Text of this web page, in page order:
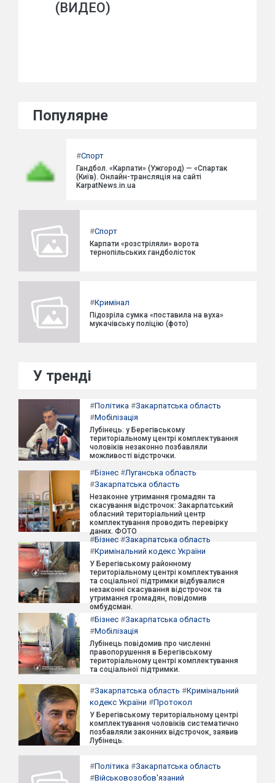
(ВИДЕО)
Популярне
#Спорт
Гандбол. «Карпати» (Ужгород) — «Спартак
(Київ). Онлайн-трансляція на сайті
KarpatNews.in.ua
#Спорт
Карпати «розстріляли» ворота
тернопільських гандболісток
#Кримінал
Підозріла сумка «поставила на вуха»
мукачівську поліцію (фото)
У тренді
#Політика #Закарпатська область
#Мобілізація
Лубінець: у Берегівському
територіальному центрі комплектування
чоловіків незаконно позбавляли
можливості відстрочки.
#Бізнес #Луганська область
#Закарпатська область
Незаконне утримання громадян та
скасування відстрочок: Закарпатський
обласний територіальний центр
комплектування проводить перевірку
даних. ФОТО
#Бізнес #Закарпатська область
#Кримінальний кодекс України
У Берегівському районному
територіальному центрі комплектування
та соціальної підтримки відбувалися
незаконні скасування відстрочок та
утримання громадян, повідомив
омбудсман.
#Бізнес #Закарпатська область
#Мобілізація
Лубінець повідомив про численні
правопорушення в Берегівському
територіальному центрі комплектування
та соціальної підтримки.
#Закарпатська область #Кримінальний
кодекс України #Протокол
У Берегівському територіальному центрі
комплектування чоловіків систематично
позбавляли законних відстрочок, заявив
Лубінець.
#Політика #Закарпатська область
#Військовозобов'язаний